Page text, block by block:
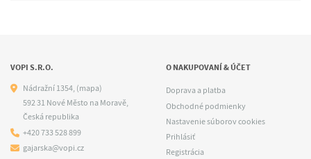
VOPI S.R.O.
Nádražní 1354,(mapa)
592 31 Nové Město na Moravě,
Česká republika
+420 733 528 899
gajarska@vopi.cz
O NAKUPOVANÍ & ÚČET
Doprava a platba
Obchodné podmienky
Nastavenie súborov cookies
Prihlásiť
Registrácia